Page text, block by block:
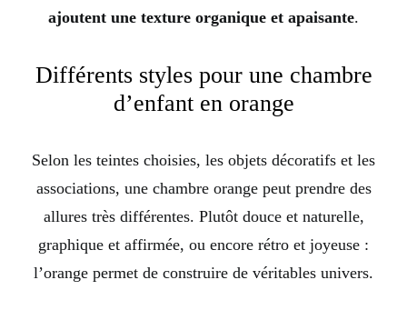
ajoutent une texture organique et apaisante.
Différents styles pour une chambre
d’enfant en orange
Selon les teintes choisies, les objets décoratifs et les
associations, une chambre orange peut prendre des
allures très différentes. Plutôt douce et naturelle,
graphique et affirmée, ou encore rétro et joyeuse :
l’orange permet de construire de véritables univers.